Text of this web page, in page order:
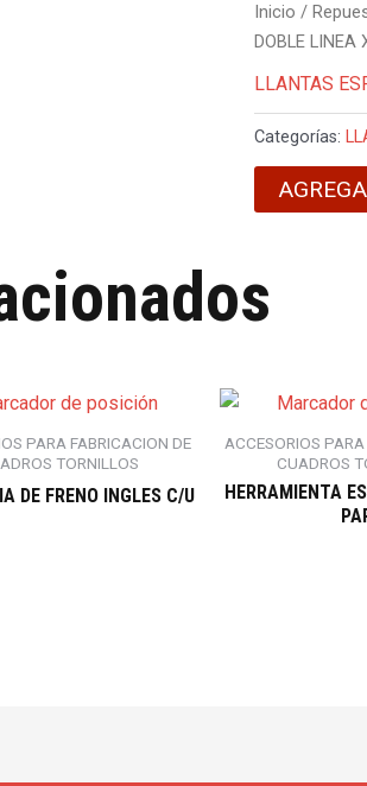
Inicio /
DOBLE
LLANTAS
Categorías:
PARA FABRICACION DE
TORNILLOS
DE FRENO INGLES C/U
ACCESORIOS
CUADROS
HERRAMIENTA